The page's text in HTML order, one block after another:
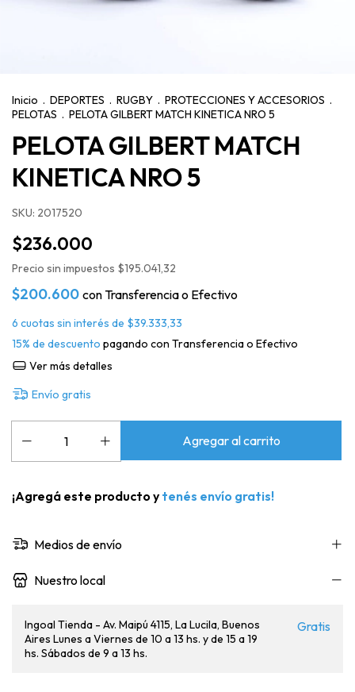
Inicio . DEPORTES . RUGBY . PROTECCIONES Y ACCESORIOS .
PELOTAS . PELOTA GILBERT MATCH KINETICA NRO 5
PELOTA GILBERT MATCH
KINETICA NRO 5
SKU: 2017520
$236.000
Precio sin impuestos $195.041,32
$200.600 conTransferencia o Efectivo
6 cuotas sin interés de $39.333,33
15% de descuento pagando con Transferencia o Efectivo
Ver más detalles
Envío gratis
¡Agregá este producto y tenés envío gratis!
Medios de envío
Nuestro local
Ingoal Tienda - Av. Maipú 4115, La Lucila, Buenos
Aires Lunes a Viernes de 10 a 13 hs. y de 15 a 19
hs. Sábados de 9 a 13 hs.
Gratis